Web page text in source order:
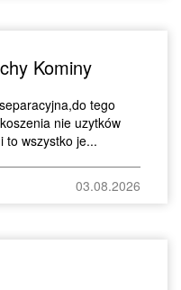
Kominy
tego
nie uzytków
to wszystko je...
03.08.2026